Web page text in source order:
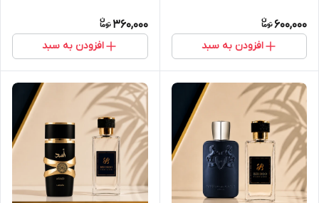
600,000
افزودن به سبد
360,000
افزودن به سبد